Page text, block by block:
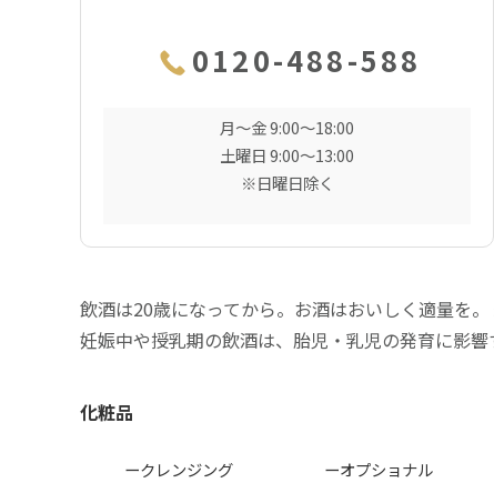
0120-488-588
月〜金 9:00〜18:00
土曜日 9:00〜13:00
※日曜日除く
飲酒は20歳になってから。お酒はおいしく適量を
妊娠中や授乳期の飲酒は、胎児・乳児の発育に影響
化粧品
ークレンジング ーオプショナル